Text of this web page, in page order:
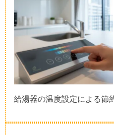
給湯器の温度設定による節